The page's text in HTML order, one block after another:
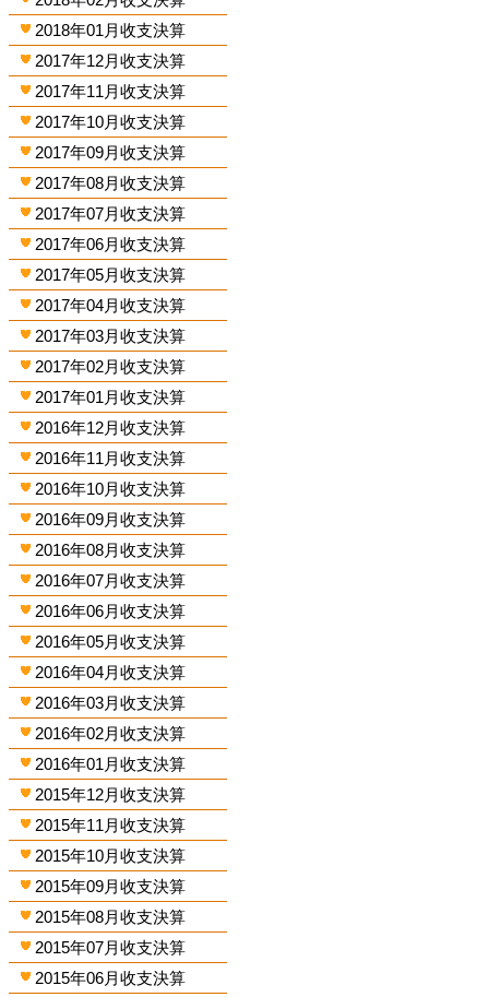
2018年01月收支決算
2017年12月收支決算
2017年11月收支決算
2017年10月收支決算
2017年09月收支決算
2017年08月收支決算
2017年07月收支決算
2017年06月收支決算
2017年05月收支決算
2017年04月收支決算
2017年03月收支決算
2017年02月收支決算
2017年01月收支決算
2016年12月收支決算
2016年11月收支決算
2016年10月收支決算
2016年09月收支決算
2016年08月收支決算
2016年07月收支決算
2016年06月收支決算
2016年05月收支決算
2016年04月收支決算
2016年03月收支決算
2016年02月收支決算
2016年01月收支決算
2015年12月收支決算
2015年11月收支決算
2015年10月收支決算
2015年09月收支決算
2015年08月收支決算
2015年07月收支決算
2015年06月收支決算